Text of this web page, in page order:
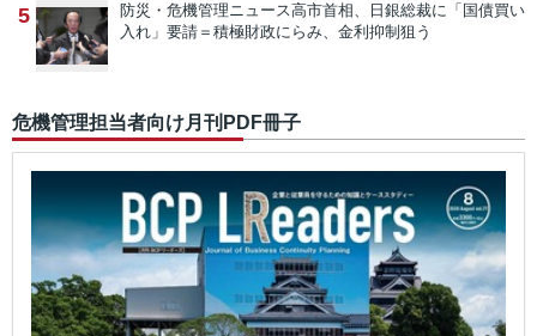
5 防災・危機管理ニュース高市首相、日銀総裁に「国債買い
入れ」要請＝積極財政にらみ、金利抑制狙う
危機管理担当者向け月刊PDF冊子